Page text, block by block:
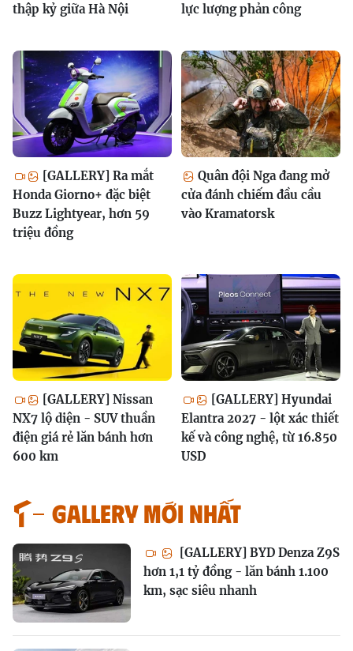
thập kỷ giữa Hà Nội
lực lượng phản công
[GALLERY] Ra mắt
Honda Giorno+ đặc biệt
Buzz Lightyear, hơn 59
triệu đồng
Quân đội Nga đang mở
cửa đánh chiếm đầu cầu
vào Kramatorsk
[GALLERY] Nissan
NX7 lộ diện - SUV thuần
điện giá rẻ lăn bánh hơn
600 km
[GALLERY] Hyundai
Elantra 2027 - lột xác thiết
kế và công nghệ, từ 16.850
USD
GALLERY MỚI NHẤT
[GALLERY] BYD Denza Z9S
hơn 1,1 tỷ đồng - lăn bánh 1.100
km, sạc siêu nhanh